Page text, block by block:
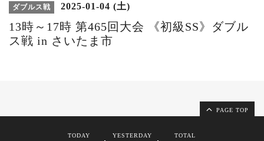
ダブルス戦 2025-01-04 (土)
13時～17時 第465回大会 《初級SS》ダブル
ス戦 in さいたま市
PAGE TOP
TODAY YESTERDAY TOTAL